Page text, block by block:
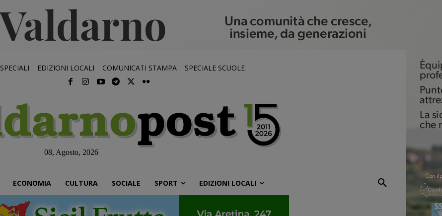
SPECIALI EDIZIONI LOCALI COMUNICATI STAMPA SPECIALE SCUOLE
08, Agosto, 2026
ECONOMIA CULTURA SOCIALE SPORT EDIZIONI LOCALI